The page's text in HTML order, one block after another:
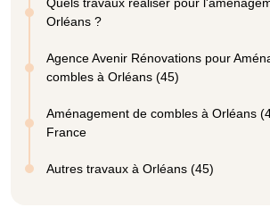
Orléans ?
Agence Avenir Rénovations pour
combles à Orléans (45)
Aménagement de combles à Orléans
France
Autres travaux à Orléans (45)